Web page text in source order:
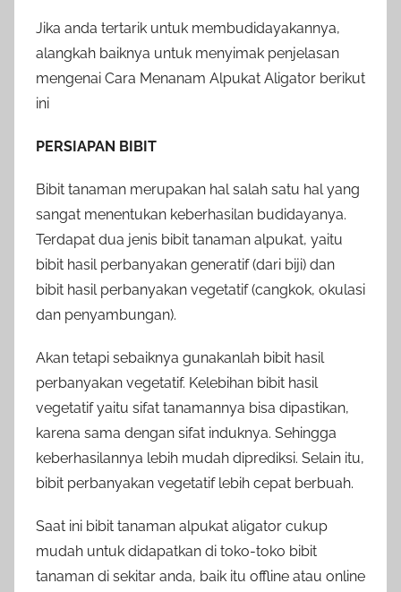
Jika anda tertarik untuk membudidayakannya,
alangkah baiknya untuk menyimak penjelasan
mengenai Cara Menanam Alpukat Aligator berikut
ini
PERSIAPAN BIBIT
Bibit tanaman merupakan hal salah satu hal yang
sangat menentukan keberhasilan budidayanya.
Terdapat dua jenis bibit tanaman alpukat, yaitu
bibit hasil perbanyakan generatif (dari biji) dan
bibit hasil perbanyakan vegetatif (cangkok, okulasi
dan penyambungan).
Akan tetapi sebaiknya gunakanlah bibit hasil
perbanyakan vegetatif. Kelebihan bibit hasil
vegetatif yaitu sifat tanamannya bisa dipastikan,
karena sama dengan sifat induknya. Sehingga
keberhasilannya lebih mudah diprediksi. Selain itu,
bibit perbanyakan vegetatif lebih cepat berbuah.
Saat ini bibit tanaman alpukat aligator cukup
mudah untuk didapatkan di toko-toko bibit
tanaman di sekitar anda, baik itu offline atau online